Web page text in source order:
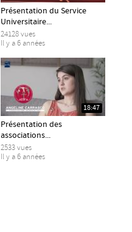
Présentation du Service
Universitaire...
24128 vues
Il y a 6 années
18:47
Présentation des
associations...
2533 vues
Il y a 6 années